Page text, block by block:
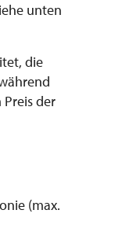
unten
die
der
(max.